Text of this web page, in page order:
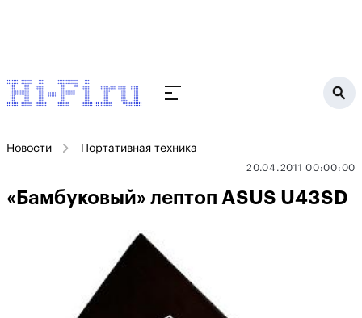
Новости Портативная техника
20.04.2011 00:00:00
«Бамбуковый» лептоп ASUS U43SD